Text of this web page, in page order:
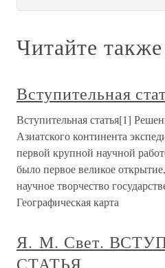
Читайте также
Вступительная
Вступительная статья[1]
Азиатского континента
первой крупной научной
было первое великое
научное творчество
Географическая карта
Я. М. Свет.